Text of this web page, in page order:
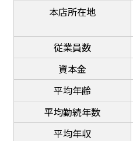
本店所在地
従業員数
資本金
平均年齢
平均勤続年数
平均年収